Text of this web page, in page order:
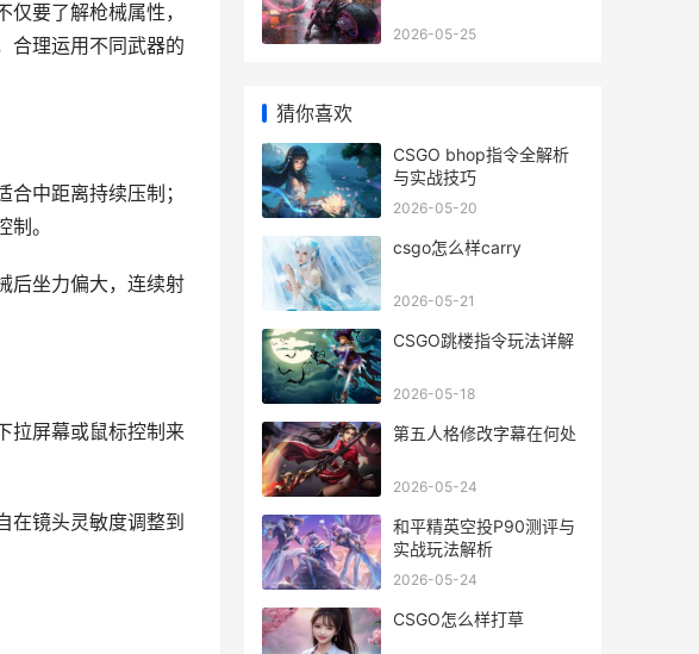
要了解枪械属性，
合理运用不同武器的
中距离持续压制；
。
后坐力偏大，连续射
拉屏幕或鼠标控制来
在镜头灵敏度调整到
2026-05-25
猜你喜欢
CSGO bhop指令全解析
与实战技巧
2026-05-20
csgo怎么样carry
2026-05-21
CSGO跳楼指令玩法详解
2026-05-18
第五人格修改字幕在何处
2026-05-24
和平精英空投P90测评与
实战玩法解析
2026-05-24
CSGO怎么样打草